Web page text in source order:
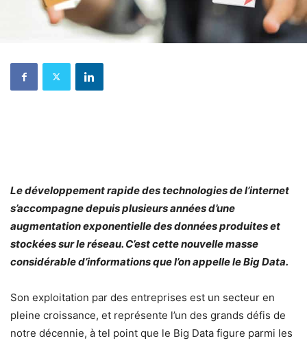
Le développement rapide des technologies de l’internet
s’accompagne depuis plusieurs années d’une
augmentation exponentielle des données produites et
stockées sur le réseau. C’est cette nouvelle masse
considérable d’informations que l’on appelle le Big Data.
Son exploitation par des entreprises est un secteur en
pleine croissance, et représente l’un des grands défis de
notre décennie, à tel point que le Big Data figure parmi les